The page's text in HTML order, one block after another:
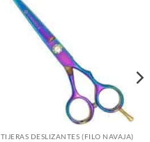
TIJERAS DESLIZANTES (FILO NAVAJA)